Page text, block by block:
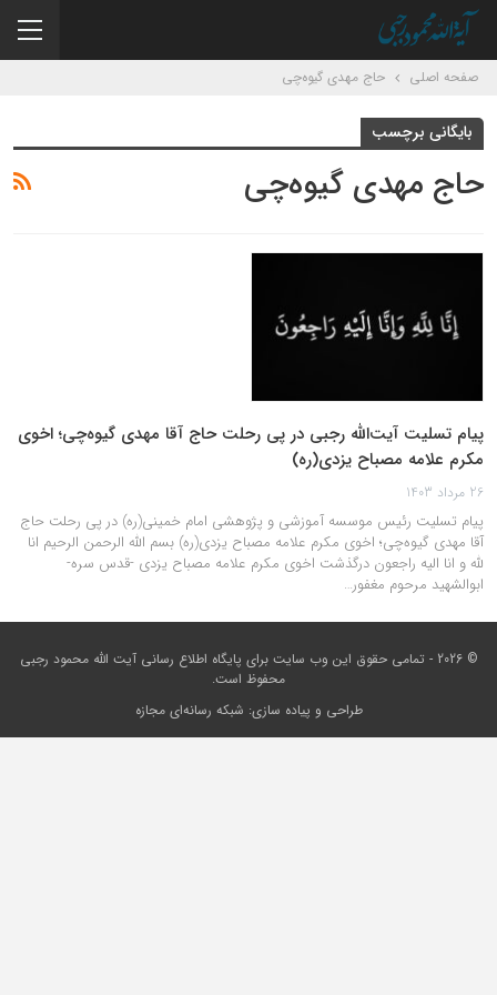
صفحه اصلی حاج مهدی گیوه‌چی
بایگانی برچسب
حاج مهدی گیوه‌چی
پیام تسلیت آیت‌الله رجبی در پی رحلت حاج آقا مهدی گیوه‌چی؛ اخوی
مکرم علامه مصباح یزدی(ره)
26 مرداد 1403
پیام تسلیت رئیس موسسه آموزشی و پژوهشی امام خمینی(ره) در پی رحلت حاج
آقا مهدی گیوه‌چی؛ اخوی مکرم علامه مصباح یزدی(ره) بسم الله الرحمن الرحیم انا
لله و انا الیه راجعون درگذشت اخوی مکرم علامه مصباح یزدی -قدس سره-
ابوالشهيد مرحوم مغفور…
© 2026 - تمامی حقوق این وب سایت برای
پایگاه اطلاع رسانی آیت الله محمود رجبی
محفوظ است.
طراحی و پیاده سازی: شبکه رسانه‌ای مجازه